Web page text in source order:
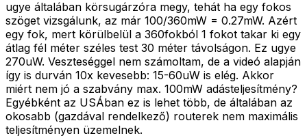
ugye általában körsugárzóra megy, tehát ha egy fokos
szöget vizsgálunk, az már 100/360mW = 0.27mW. Azért
egy fok, mert körülbelül a 360fokból 1 fokot takar ki egy
átlag fél méter széles test 30 méter távolságon. Ez ugye
270uW. Veszteséggel nem számoltam, de a videó alapján
így is durván 10x kevesebb: 15-60uW is elég. Akkor
miért nem jó a szabvány max. 100mW adásteljesítmény?
Egyébként az USÁban ez is lehet több, de általában az
okosabb (gazdával rendelkező) routerek nem maximális
teljesítményen üzemelnek.